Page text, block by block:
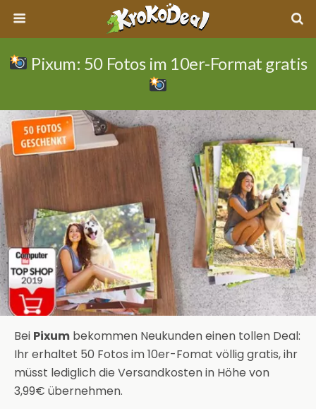
Pixum: 50 Fotos im 10er-Format gratis
Bei Pixum bekommen Neukunden einen tollen Deal:
Ihr erhaltet 50 Fotos im 10er-Fomat völlig gratis, ihr
müsst lediglich die Versandkosten in Höhe von
3,99€ übernehmen.